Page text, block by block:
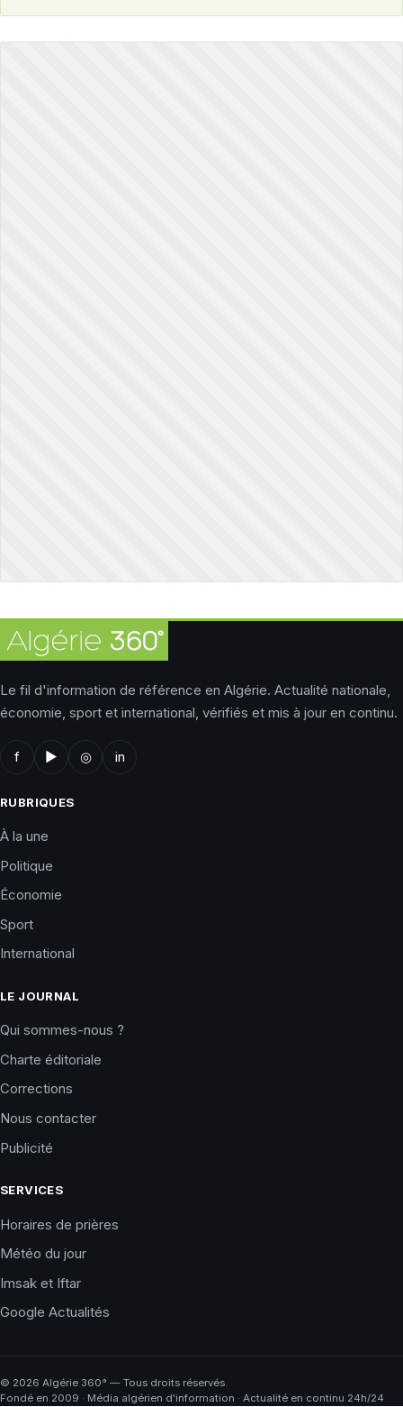
Le fil d'information de référence en Algérie. Actualité nationale,
économie, sport et international, vérifiés et mis à jour en continu.
f ▶ ◎ in
RUBRIQUES
À la une
Politique
Économie
Sport
International
LE JOURNAL
Qui sommes-nous ?
Charte éditoriale
Corrections
Nous contacter
Publicité
SERVICES
Horaires de prières
Météo du jour
Imsak et Iftar
Google Actualités
© 2026 Algérie 360° — Tous droits réservés.
Fondé en 2009 · Média algérien d'information · Actualité en continu 24h/24